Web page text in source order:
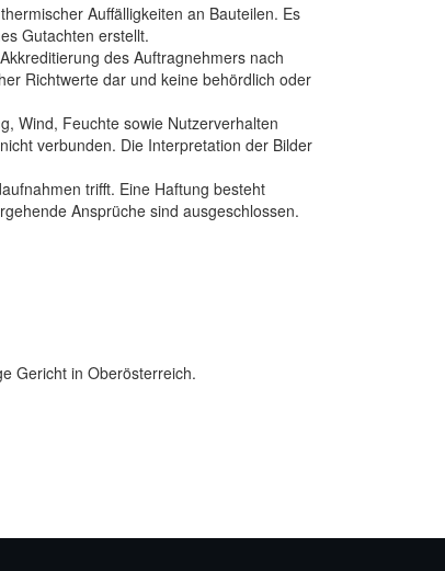
Auffälligkeiten an Bauteilen. Es
Gutachten erstellt.
des Auftragnehmers nach
Richtwerte dar und keine behördlich oder
Wind, Feuchte sowie Nutzerverhalten
verbunden. Die Interpretation der Bilder
trifft. Eine Haftung besteht
Ansprüche sind ausgeschlossen.
Gericht in Oberösterreich.